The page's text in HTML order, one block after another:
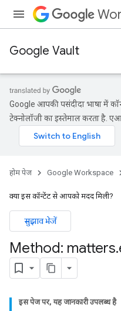
Google Vault
Google आपकी पसंदीदा भाषा में
टेक्नोलॉजी का इस्तेमाल करता है.
होम पेज Google Workspace
क्या इस कॉन्टेंट से आपको मदद मिली?
सुझाव भेजें
Method: matters.
इस पेज पर, यह जानकारी उपलब्ध है